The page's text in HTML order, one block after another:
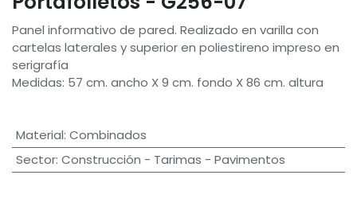
Panel informativo de pared. Realizado en varilla con
cartelas laterales y superior en poliestireno impreso en
serigrafía
Medidas: 57 cm. ancho X 9 cm. fondo X 86 cm. altura
Material: Combinados
Sector: Construcción - Tarimas - Pavimentos